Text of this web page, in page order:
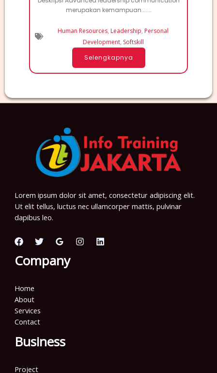
merupakan kemampuan.......
Human Resources, Leadership, Personal
Development, Softskill
Selengkapnya
Lorem ipsum dolor sit amet, consectetur adipiscing elit.
Ut elit tellus, luctus nec ullamcorper mattis, pulvinar
dapibus leo.
Company
Home
About
Services
Contact
Business
Project